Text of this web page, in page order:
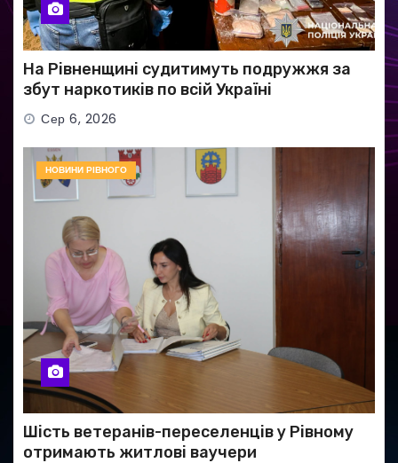
На Рівненщині судитимуть подружжя за
збут наркотиків по всій Україні
Сер 6, 2026
НОВИНИ РІВНОГО
Шість ветеранів-переселенців у Рівному
отримають житлові ваучери